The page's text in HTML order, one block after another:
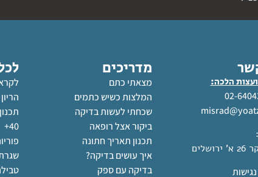
הלכה:
:
מדריכים
מצאתי כתם
המלצות כשיש כתמים
שכחתי לעשות בדיקה
ביקור אצל רופאה
תכנון תאריך חתונה
איך עושים בדיקה?
בדיקה עם ספק
40+